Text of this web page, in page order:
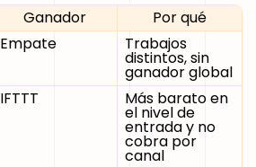
Ganador
Por qué
Empate Trabajos
distintos, sin
ganador global
IFTTT Más barato en
el nivel de
entrada y no
cobra por
canal